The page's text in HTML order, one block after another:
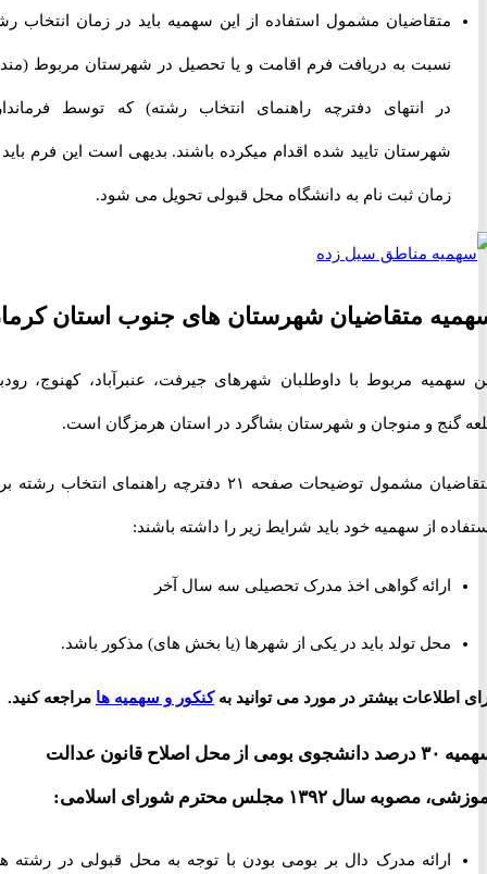
متقاضیان مشمول استفاده از این سهمیه باید در زمان انتخاب رشته
نسبت به دریافت فرم اقامت و یا تحصیل در شهرستان مربوط (مندرج
در انتهای دفترچه راهنمای انتخاب رشته) که توسط فرمانداری
شهرستان تایید شده اقدام میکرده باشند. بدیهی است این فرم باید در
زمان ثبت نام به دانشگاه محل قبولی تحویل می شود.
متقاضیان شهرستان های جنوب استان کرمان
مربوط با داوطلبان شهرهای جیرفت، عنبرآباد، کهنوج، رودبار،
و منوجان و شهرستان بشاگرد در استان هرمزگان است.
متقاضیان مشمول توضیحات صفحه ۲۱ دفترچه راهنمای انتخاب رشته برای
از سهمیه خود باید شرایط زیر را داشته باشند:
ارائه گواهی اخذ مدرک تحصیلی سه سال آخر
محل تولد باید در یکی از شهرها (یا بخش های) مذکور باشد.
بیشتر در مورد می توانید بهکنکور و سهمیه هامراجعه کنید.
سهمیه ۳۰ درصد دانشجوی بومی از محل اصلاح قانون عدالت
سال ۱۳۹۲ مجلس محترم شورای اسلامی:
ارائه مدرک دال بر بومی بودن با توجه به محل قبولی در رشته های